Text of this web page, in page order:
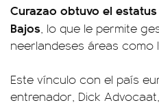
Curazao obtuvo el
Bajos, lo que le permite
neerlandeses áreas como
Este vínculo con el país
entrenador, Dick